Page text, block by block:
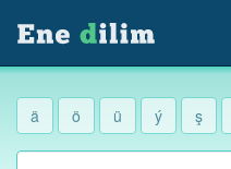
ä ö ü ý ş